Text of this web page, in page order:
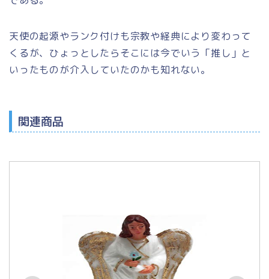
天使の起源やランク付けも宗教や経典により変わって
くるが、ひょっとしたらそこには今でいう「推し」と
いったものが介入していたのかも知れない。
関連商品